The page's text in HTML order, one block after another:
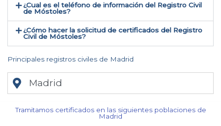
¿Cual es el teléfono de información del Registro Civil
de Móstoles​?
¿Cómo hacer la solicitud de certificados del Registro
Civil de Móstoles​?
Principales registros civiles de Madrid
Madrid
Tramitamos certificados en las siguientes poblaciones de
Madrid​